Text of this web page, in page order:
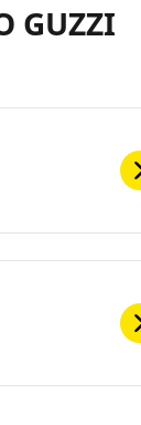
GUZZI